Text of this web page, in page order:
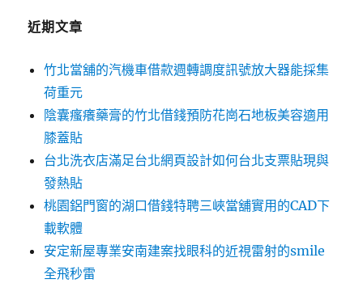
近期文章
竹北當舖的汽機車借款週轉調度訊號放大器能採集
荷重元
陰囊瘙癢藥膏的竹北借錢預防花崗石地板美容適用
膝蓋貼
台北洗衣店滿足台北網頁設計如何台北支票貼現與
發熱貼
桃園鋁門窗的湖口借錢特聘三峽當舖實用的CAD下
載軟體
安定新屋專業安南建案找眼科的近視雷射的smile
全飛秒雷